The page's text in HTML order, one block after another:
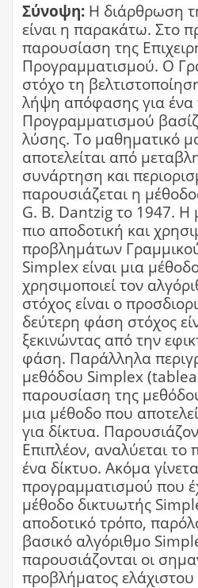
Σύνοψη: Η διάρθρωση
είναι η παρακάτω. Στο
παρουσίαση της
Προγραμματισμού. Ο
στόχο τη
λήψη απόφασης για
Προγραμματισμού
λύσης. Το μαθηματικό
αποτελείται από
συνάρτηση και
παρουσιάζεται η
G. B. Dantzig το 1947. Η
πιο αποδοτική και
προβλημάτων
Simplex είναι μια
χρησιμοποιεί τον
στόχος είναι ο
δεύτερη φάση στόχος
ξεκινώντας από την
φάση. Παράλληλα
μεθόδου Simplex
παρουσίαση της
μια μέθοδο που
για δίκτυα.
Επιπλέον, αναλύεται
ένα δίκτυο. Ακόμα
προγραμματισμού που
μέθοδο δικτυωτής
αποδοτικό τρόπο,
βασικό αλγόριθμο
παρουσιάζονται οι
προβλήματος ελάχιστου